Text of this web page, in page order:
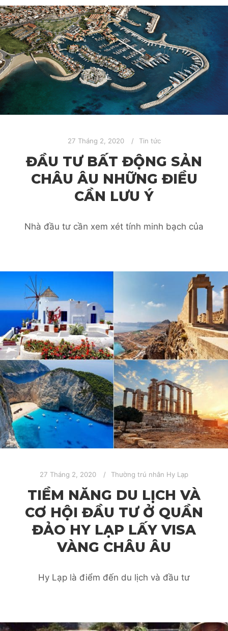
27 Tháng 2, 2020 Tin tức
ĐẦU TƯ BẤT ĐỘNG SẢN
CHÂU ÂU NHỮNG ĐIỀU
CẦN LƯU Ý
Nhà đầu tư cần xem xét tính minh bạch của
27 Tháng 2, 2020 Thường trú nhân Hy Lạp
TIỀM NĂNG DU LỊCH VÀ
CƠ HỘI ĐẦU TƯ Ở QUẦN
ĐẢO HY LẠP LẤY VISA
VÀNG CHÂU ÂU
Hy Lạp là điểm đến du lịch và đầu tư